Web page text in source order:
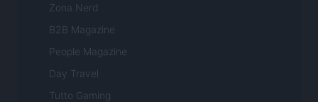
Zona Nerd
B2B Magazine
People Magazine
Day Travel
Tutto Gaming